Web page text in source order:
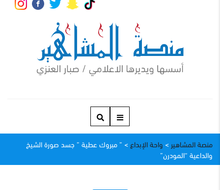
منصة المشاهير > واحة الإبداع > ” مبروك عطية ” جسد صورة الشيخ
والداعية “المودرن”